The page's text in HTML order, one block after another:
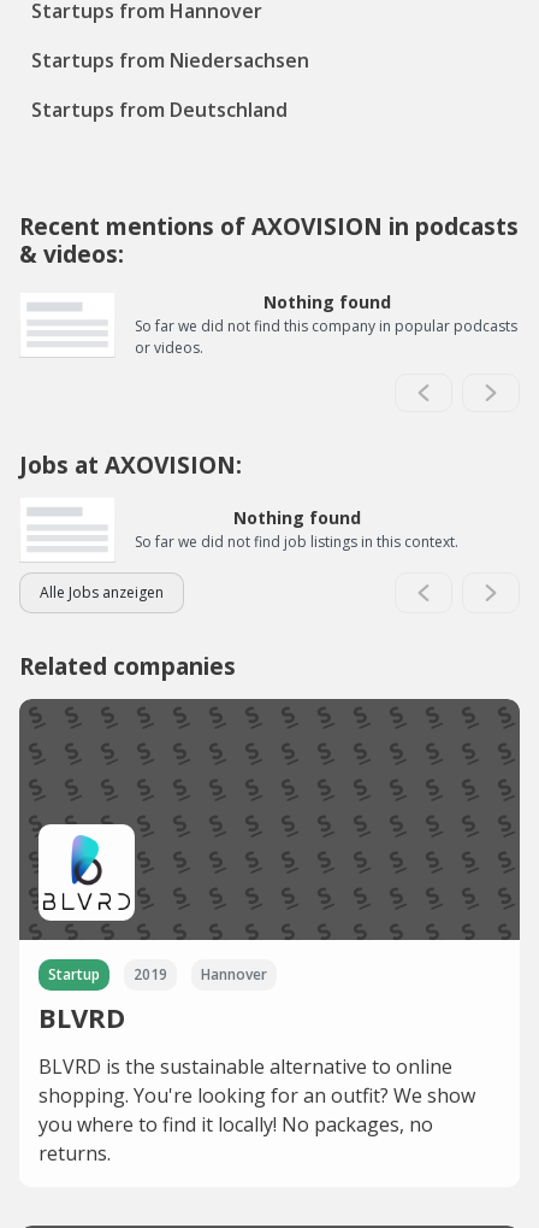
Startups from Hannover
Startups from Niedersachsen
Startups from Deutschland
Recent mentions of AXOVISION in podcasts
& videos:
Nothing found
So far we did not find this company in popular podcasts
or videos.
Jobs at AXOVISION:
Nothing found
So far we did not find job listings in this context.
Alle Jobs anzeigen
Related companies
Startup 2019 Hannover
BLVRD
BLVRD is the sustainable alternative to online
shopping. You're looking for an outfit? We show
you where to find it locally! No packages, no
returns.